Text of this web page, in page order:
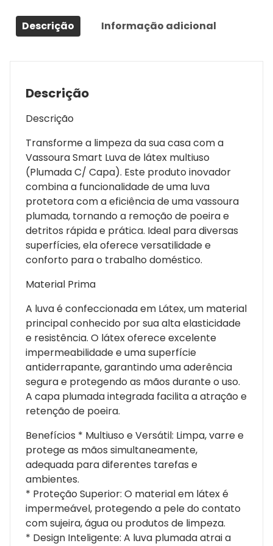
Descrição Informação adicional
Descrição
Descrição
Transforme a limpeza da sua casa com a
Vassoura Smart Luva de látex multiuso
(Plumada C/ Capa). Este produto inovador
combina a funcionalidade de uma luva
protetora com a eficiência de uma vassoura
plumada, tornando a remoção de poeira e
detritos rápida e prática. Ideal para diversas
superfícies, ela oferece versatilidade e
conforto para o trabalho doméstico.
Material Prima
A luva é confeccionada em Látex, um material
principal conhecido por sua alta elasticidade
e resistência. O látex oferece excelente
impermeabilidade e uma superfície
antiderrapante, garantindo uma aderência
segura e protegendo as mãos durante o uso.
A capa plumada integrada facilita a atração e
retenção de poeira.
Benefícios * Multiuso e Versátil: Limpa, varre e
protege as mãos simultaneamente,
adequada para diferentes tarefas e
ambientes.
* Proteção Superior: O material em látex é
impermeável, protegendo a pele do contato
com sujeira, água ou produtos de limpeza.
* Design Inteligente: A luva plumada atrai a